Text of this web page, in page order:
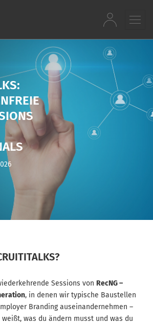
Sessions von RecNG –
, in denen wir typische Baustellen
Branding auseinandernehmen –
was du ändern musst und was du